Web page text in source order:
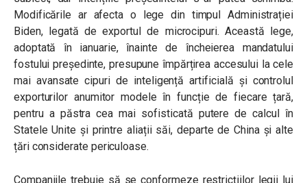
Modificările ar afecta o lege din timpul Administrației
Biden, legată de exportul de microcipuri. Această lege,
adoptată în ianuarie, înainte de încheierea mandatului
fostului președinte, presupune împărțirea accesului la cele
mai avansate cipuri de inteligență artificială și controlul
exporturilor anumitor modele în funcție de fiecare țară,
pentru a păstra cea mai sofisticată putere de calcul în
Statele Unite și printre aliații săi, departe de China și alte
țări considerate periculoase.
Companiile trebuie să se conformeze restricțiilor legii lui